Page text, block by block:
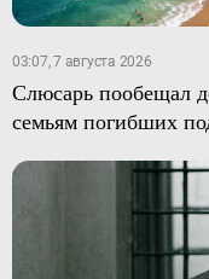
03:07, 7 августа 2026
Слюсарь пообещал
семьям погибших